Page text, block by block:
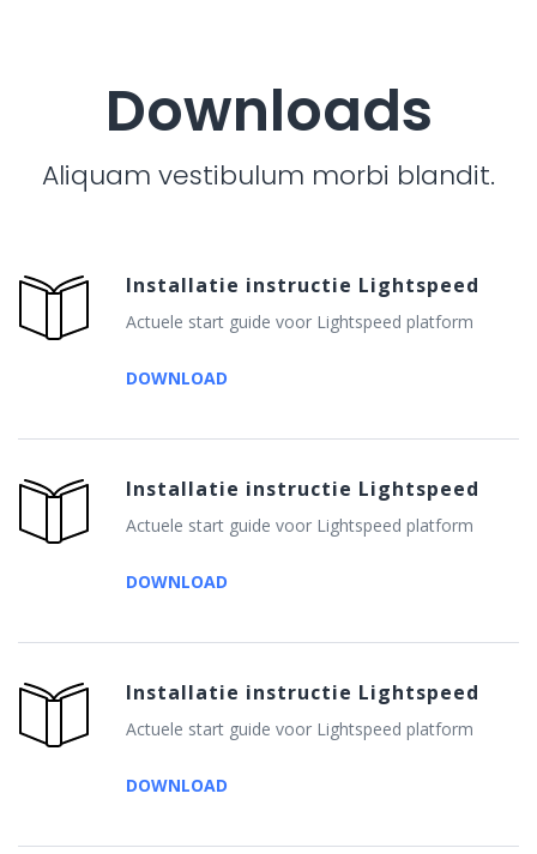
Downloads
Aliquam vestibulum morbi blandit.
Installatie instructie Lightspeed
Actuele start guide voor Lightspeed platform
DOWNLOAD
Installatie instructie Lightspeed
Actuele start guide voor Lightspeed platform
DOWNLOAD
Installatie instructie Lightspeed
Actuele start guide voor Lightspeed platform
DOWNLOAD